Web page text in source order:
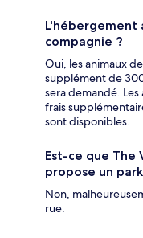
L'hébergement
compagnie ?
Oui, les animaux
supplément de
sera demandé.
frais
sont disponibles.
Est-ce que The
propose un
Non,
rue.